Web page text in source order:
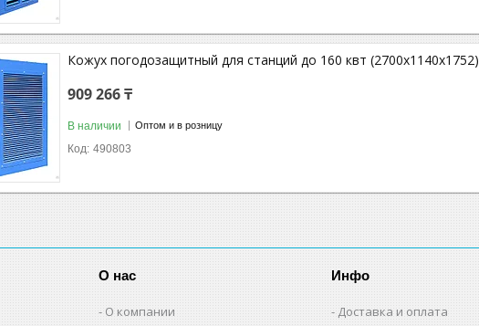
Кожух погодозащитный для станций до 160 квт (2700х1140х1752)
909 266 ₸
В наличии Оптом и в розницу
490803
О нас
О компании
Инфо
Доставка и оплата